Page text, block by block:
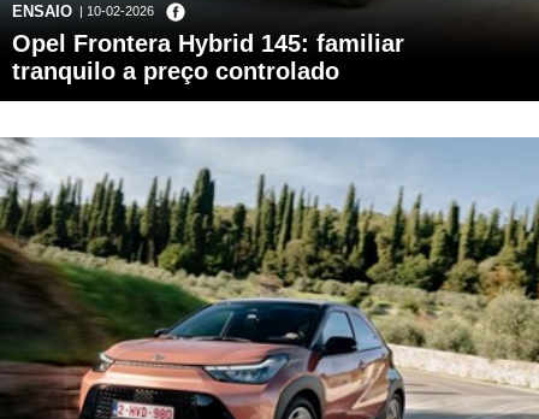
ENSAIO | 10-02-2026
Opel Frontera Hybrid 145: familiar
tranquilo a preço controlado